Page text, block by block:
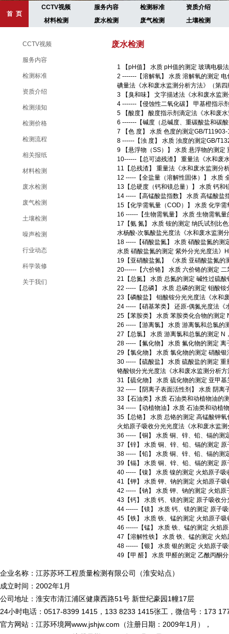
首 页
CCTV视频 服务内容 检测标准
资质介绍
材料检测
废水检测 废气检测 土壤检测
CCTV视频
服务内容
检测标准
资质介绍
检测须知
检测价格
检测流程
相关报纸
材料检测
废水检测
废气检测
土壤检测
噪声检测
行业动态
科学装修
关于我们
废水检测
1 【pH值】 水质 pH值的测定 玻璃电极
2 -------【溶解氧】 水质 溶解氧的测定
碘量法《水和废水监测分析方法》（第
3 【臭和味】 文字描述法《水和废水监
4 -------【侵蚀性二氧化碳】 甲基橙指示
5 【酸度】 酸度指示剂滴定法《水和废
6 -------【碱度（总碱度、重碳酸盐和碳
7 【色 度】 水质 色度的测定GB/
8 ------【浊 度】 水质 浊度的测定GB/
9 【悬浮物（SS）】 水质 悬浮物的测定
10------【总可滤残渣】 重量法《水和废
11【总残渣】 重量法《水和废水监测分
12 -----【全盐量（溶解性固体）】 水质
13【总硬度（钙和镁总量）】 水质 钙
14 -----【高锰酸盐指数】 水质 高锰酸盐
15【化学需氧量（COD）】 水质 化学
16 ------【生物需氧量】 水质 生物需氧
17【氨 氮】 水质 铵的测定 纳氏试剂比
水杨酸-次氯酸盐光度法《水和废水监测
18 -----【硝酸盐氮】 水质 硝酸盐氮的
水质 硝酸盐氮的测定 紫外分光光度法》
19【亚硝酸盐氮】 《水质 亚硝酸盐氮
20------【六价铬】 水质 六价铬的测定
21【总氮】 水质 总氮的测定 碱性过硫
22 -----【总磷】 水质 总磷的测定 钼酸
23【磷酸盐】 钼酸铵分光光度法《水和
24 -----【硝基苯类】 还原-偶氮光度法
25【苯胺类】 水质 苯胺类化合物的测
26 -----【游离氯】 水质 游离氯和总氯的
27【总氯】 水质 游离氯和总氯的测定
28 -----【氟化物】 水质 氟化物的测定
29【氯化物】 水质 氯化物的测定 硝酸
30 -----【硫酸盐】 水质 硫酸盐的测定 重
铬酸钡分光光度法《水和废水监测分析
31【硫化物】 水质 硫化物的测定 亚甲
32 -----【阴离子表面活性剂】 水质 阴离
33【石油类】水质 石油类和动植物油的
34 -----【动植物油】水质 石油类和动植
35【总铬】 水质 总铬的测定 高锰酸钾
火焰原子吸收分光光度法《水和废水监
36 -----【铜】 水质 铜、锌、铅、镉的测
37【锌】 水质 铜、锌、铅、镉的测定
38 -----【铅】 水质 铜、锌、铅、镉的测
39【镉】 水质 铜、锌、铅、镉的测定
40 -----【镍】 水质 镍的测定 火焰原子
41【钾】 水质 钾、钠的测定 火焰原子
42 -----【钠】 水质 钾、钠的测定 火焰
43【钙】 水质 钙、镁的测定 原子吸收
44 ------【镁】 水质 钙、镁的测定 原子
45【铁】 水质 铁、锰的测定 火焰原子
46 ------【锰】 水质 铁、锰的测定 火焰
47【溶解性铁】 水质 铁、锰的测定 火
48 ------【银】 水质 银的测定 火焰原子
49【甲 醛】 水质 甲醛的测定 乙酰丙酮
企业名称：江苏苏环工程质量检测有限公司（淮安站点）
成立时间：2002年1月
公司地址：淮安市清江浦区健康西路51号 新世纪豪园1幢17层
24小时电话：0517-8399 1415，133 8233 1415张工，微信号：173
官方网站：江苏环境网www.jshjw.com（注册日期：2009年1月），